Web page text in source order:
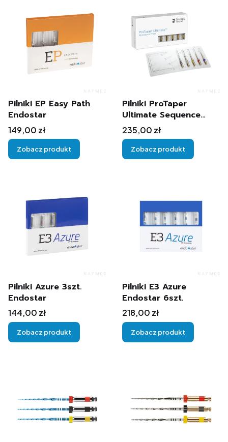
Pilniki EP Easy Path
Endostar
Cena
149,00 zł
Zobacz produkt
Pilniki ProTaper
Ultimate Sequence
5szt.
Cena
235,00 zł
Zobacz produkt
Pilniki Azure 3szt.
Endostar
Cena
144,00 zł
Zobacz produkt
Pilniki E3 Azure
Endostar 6szt.
Cena
218,00 zł
Zobacz produkt